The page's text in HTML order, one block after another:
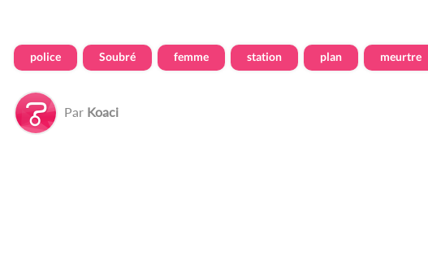
police Soubré femme station plan meurtre
Par Koaci